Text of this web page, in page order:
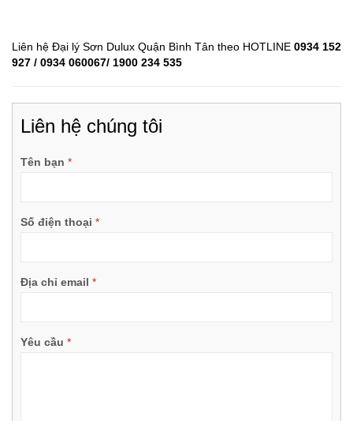
Liên hệ Đại lý Sơn Dulux Quận Bình Tân theo HOTLINE 0934 152
927 / 0934 060067/ 1900 234 535
Liên hệ chúng tôi
Tên bạn
Số điện thoại
Địa chỉ email
Yêu cầu